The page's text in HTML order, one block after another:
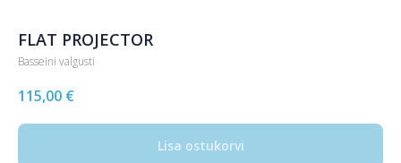
FLAT PROJECTOR
Basseini valgusti
115,00 €
Lisa ostukorvi